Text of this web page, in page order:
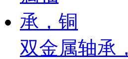
双金属轴承，